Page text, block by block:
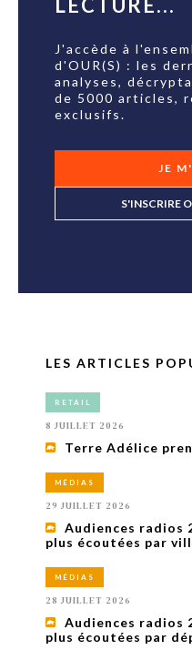
LECTURE...
J'accède à
d'OUR(S) : les
analyses,
de 5000 articles,
exclusifs.
JE
S'INSCRIRE
LES ARTICLES
RETAIL
8 JUILLET 2026
Terre Adélice
MÉDIAS
29 JUILLET 2026
Audiences radios
plus écoutées par
MÉDIAS
28 JUILLET 2026
Audiences radios
plus écoutées par